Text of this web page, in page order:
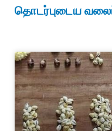
தொடர்புடைய